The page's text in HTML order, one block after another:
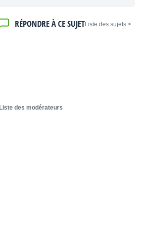
< Liste des sujets
RÉPONDRE À CE SUJET
Liste des modérateurs